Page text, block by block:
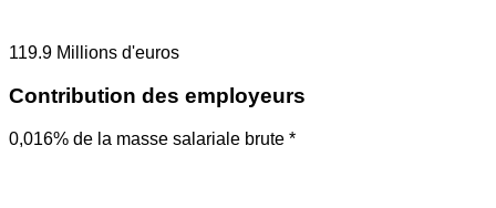
119.9 Millions d'euros
Contribution des employeurs
0,016% de la masse salariale brute *